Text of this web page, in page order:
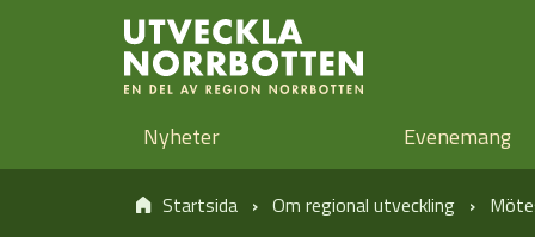
Öppna sidans huvudnavigering
Hoppa till sidans innehåll
Hoppa direkt till artikel
Nyheter Evenemang
Startsida Om regional utveckling